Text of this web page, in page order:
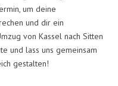
um deine
und dir ein
von Kassel nach Sitten
und lass uns gemeinsam
gestalten!